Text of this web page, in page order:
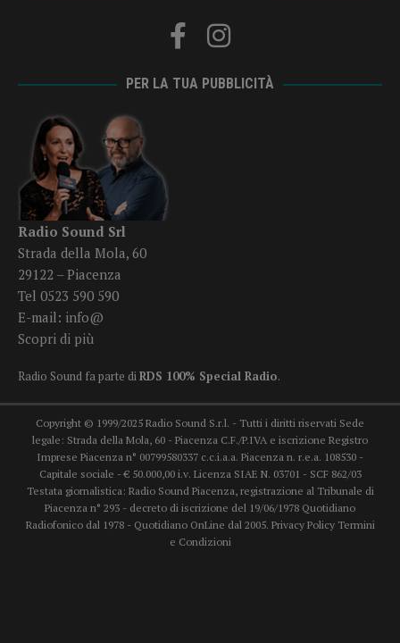
PER LA TUA PUBBLICITÀ
Radio Sound Srl
Strada della Mola, 60
29122 – Piacenza
Tel 0523 590 590
E-mail: info@
Scopri di più
Radio Sound fa parte diRDS 100% Special Radio.
Copyright © 1999/2025 Radio Sound S.r.l. - Tutti i diritti riservati Sede
legale: Strada della Mola, 60 - Piacenza C.F./P.IVA e iscrizione Registro
Imprese Piacenza n° 00799580337 c.c.i.a.a. Piacenza n. r.e.a. 108530 -
Capitale sociale - € 50.000,00 i.v. Licenza SIAE N. 03701 - SCF 862/03
Testata giornalistica: Radio Sound Piacenza, registrazione al Tribunale di
Piacenza n° 293 - decreto di iscrizione del 19/06/1978 Quotidiano
Radiofonico dal 1978 - Quotidiano OnLine dal 2005. Privacy Policy Termini
e Condizioni